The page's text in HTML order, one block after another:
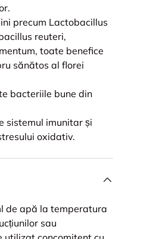
precum Lactobacillus
reuteri,
toate benefice
sănătos al florei
bacteriile bune din
sistemul imunitar și
oxidativ.
de apă la temperatura
sau